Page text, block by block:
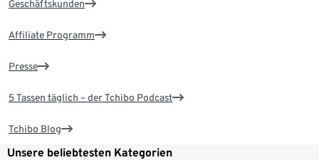
Geschäftskunden
Affiliate Programm
Presse
5 Tassen täglich – der Tchibo Podcast
Tchibo Blog
Unsere beliebtesten Kategorien